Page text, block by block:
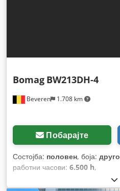
Beveren 1.708 km
Bomag BW213DH-4
Побарајте
Состојба: половен, боја: друго
работни часови: 6.500 h,